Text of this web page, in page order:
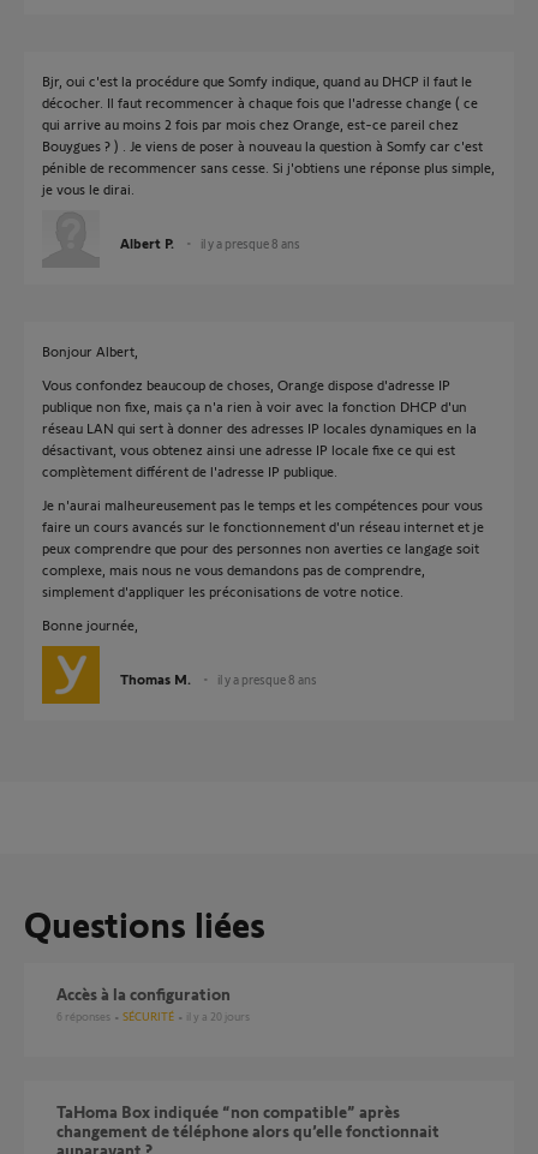
Bjr, oui c'est la procédure que Somfy indique, quand au DHCP il faut le
décocher. Il faut recommencer à chaque fois que l'adresse change ( ce
qui arrive au moins 2 fois par mois chez Orange, est-ce pareil chez
Bouygues ? ) . Je viens de poser à nouveau la question à Somfy car c'est
pénible de recommencer sans cesse. Si j'obtiens une réponse plus simple,
je vous le dirai.
Albert P. il y a presque 8 ans
Bonjour Albert,
Vous confondez beaucoup de choses, Orange dispose d'adresse IP
publique non fixe, mais ça n'a rien à voir avec la fonction DHCP d'un
réseau LAN qui sert à donner des adresses IP locales dynamiques en la
désactivant, vous obtenez ainsi une adresse IP locale fixe ce qui est
complètement différent de l'adresse IP publique.
Je n'aurai malheureusement pas le temps et les compétences pour vous
faire un cours avancés sur le fonctionnement d'un réseau internet et je
peux comprendre que pour des personnes non averties ce langage soit
complexe, mais nous ne vous demandons pas de comprendre,
simplement d'appliquer les préconisations de votre notice.
Bonne journée,
Thomas M. il y a presque 8 ans
Questions liées
Accès à la configuration
6 réponses SÉCURITÉ il y a 20 jours
TaHoma Box indiquée “non compatible” après
changement de téléphone alors qu’elle fonctionnait
auparavant ?